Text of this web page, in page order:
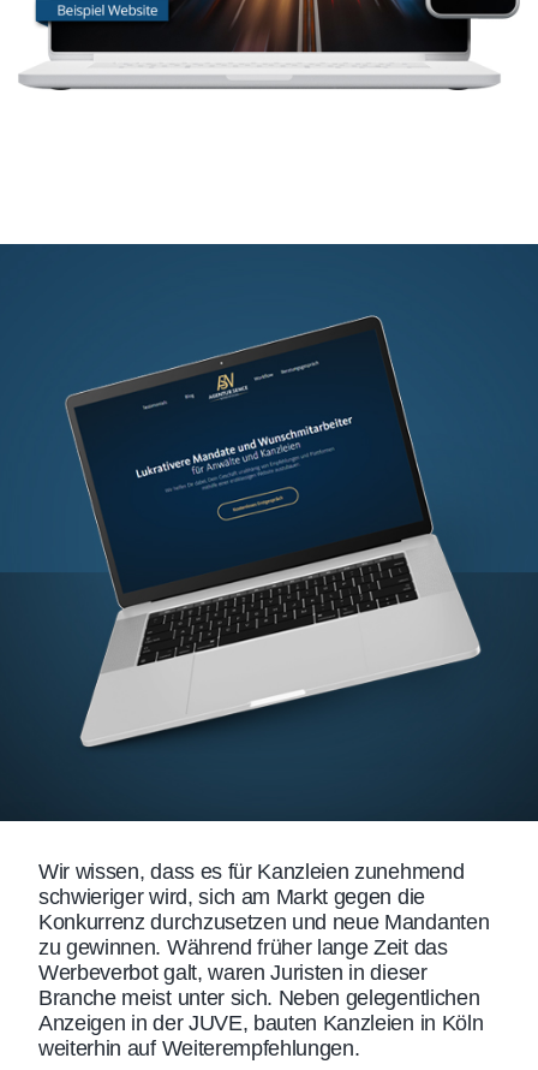
Wir wissen, dass es für Kanzleien zunehmend
schwieriger wird, sich am Markt gegen die
Konkurrenz durchzusetzen und neue Mandanten
zu gewinnen. Während früher lange Zeit das
Werbeverbot galt, waren Juristen in dieser
Branche meist unter sich. Neben gelegentlichen
Anzeigen in der JUVE, bauten Kanzleien in Köln
weiterhin auf Weiterempfehlungen.